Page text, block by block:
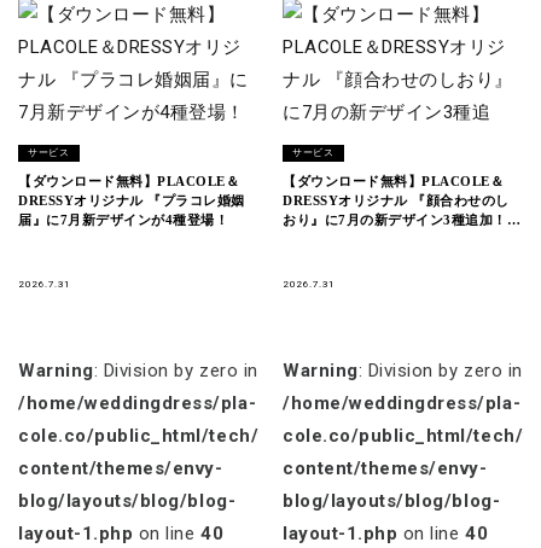
サービス
【ダウンロード無料】PLACOLE＆
DRESSYオリジナル 『プラコレ婚姻
届』に7月新デザインが4種登場！
2026.7.31
サービス
【ダウンロード無料】PLACOLE＆
DRESSYオリジナル 『顔合わせのし
おり』に7月の新デザイン3種追加！名
2026.7.31
Warning: Division by zero in
/home/weddingdress/pla-
cole.co/public_html/tech/wp-
content/themes/envy-
blog/layouts/blog/blog-
layout-1.php on line40
Warning: Division by zero in
/home/weddingdress/pla-
cole.co/public_html/tech/
content/themes/envy-
blog/layouts/blog/blog-
layout-1.php on line40